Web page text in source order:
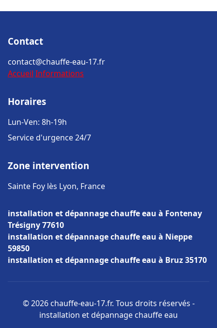
Contact
contact@chauffe-eau-17.fr
Accueil Informations
Horaires
Lun-Ven: 8h-19h
Service d'urgence 24/7
Zone intervention
Sainte Foy lès Lyon, France
installation et dépannage chauffe eau à Fontenay
Trésigny 77610
installation et dépannage chauffe eau à Nieppe
59850
installation et dépannage chauffe eau à Bruz 35170
© 2026 chauffe-eau-17.fr. Tous droits réservés -
installation et dépannage chauffe eau